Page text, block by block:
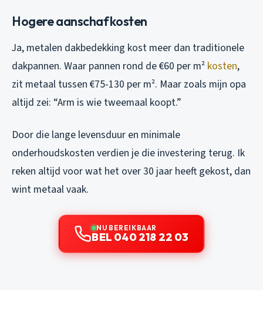
Hogere aanschafkosten
Ja, metalen dakbedekking kost meer dan traditionele
dakpannen. Waar pannen rond de €60 per m² kosten,
zit metaal tussen €75-130 per m². Maar zoals mijn opa
altijd zei: “Arm is wie tweemaal koopt.”
Door die lange levensduur en minimale
onderhoudskosten verdien je die investering terug. Ik
reken altijd voor wat het over 30 jaar heeft gekost, dan
wint metaal vaak.
NU BEREIKBAAR
BEL 040 218 22 03